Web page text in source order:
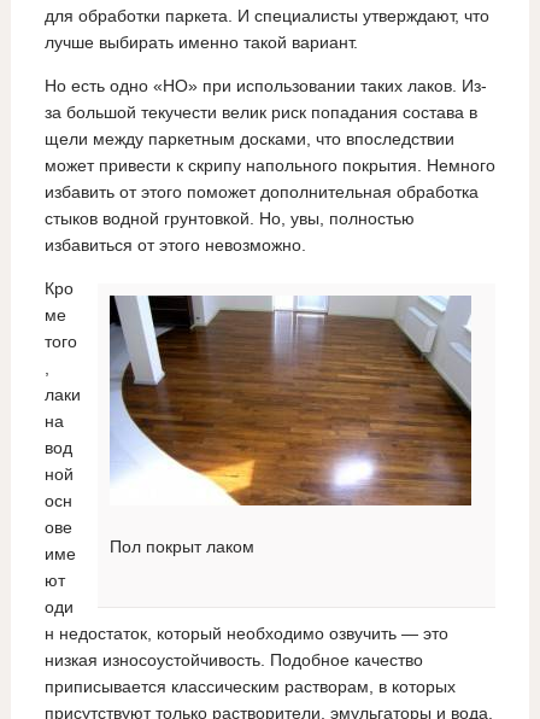
для обработки паркета. И специалисты утверждают, что
лучше выбирать именно такой вариант.
Но есть одно «НО» при использовании таких лаков. Из-
за большой текучести велик риск попадания состава в
щели между паркетным досками, что впоследствии
может привести к скрипу напольного покрытия. Немного
избавить от этого поможет дополнительная обработка
стыков водной грунтовкой. Но, увы, полностью
избавиться от этого невозможно.
Пол покрыт лаком
Кро
ме
того
лаки
на
вод
ной
осн
ове
име
ют
оди
н недостаток, который необходимо озвучить — это
низкая износоустойчивость. Подобное качество
приписывается классическим растворам, в которых
присутствуют только растворители, эмульгаторы и вода.